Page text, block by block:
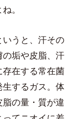
。
うと、汗その
の垢や皮脂、汗
在する常在菌
するガス。体
の量・質が違